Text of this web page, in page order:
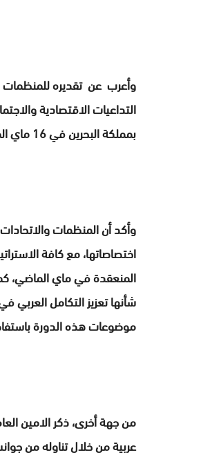
وأعرب عن تقديره للمنظمات
التداعيات الاقتصادية
بمملكة البحرين في 16 ماي المقبل.
وأكد أن المنظمات
اختصاصاتها، مع كافة
المنعقدة في ماي الماضي،
شأنها تعزيز التكامل
موضوعات هذه الدورة
من جهة أخرى، ذكر الامين
عربية من خلال تناوله من